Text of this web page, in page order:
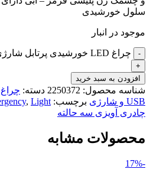
سلول خورشیدی
موجود در انبار
چراغ LED خورشیدی پرتابل شارژی مدل KK-420 عدد
افزودن به سبد خرید
شناسه محصول: 2250372 دسته:
USB و شارژی
برچسب: , Light
چادری آویزی سه حالته
محصولات مشابه
-17%